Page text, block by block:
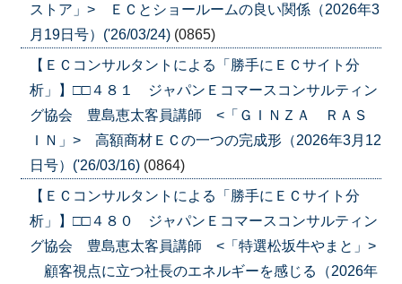
ストア」> ＥＣとショールームの良い関係（2026年3
月19日号）('26/03/24) (0865)
【ＥＣコンサルタントによる「勝手にＥＣサイト分
析」】□□４８１ ジャパンＥコマースコンサルティン
グ協会 豊島恵太客員講師 <「ＧＩＮＺＡ ＲＡＳ
ＩＮ」> 高額商材ＥＣの一つの完成形（2026年3月12
日号）('26/03/16) (0864)
【ＥＣコンサルタントによる「勝手にＥＣサイト分
析」】□□４８０ ジャパンＥコマースコンサルティン
グ協会 豊島恵太客員講師 <「特選松坂牛やまと」>
顧客視点に立つ社長のエネルギーを感じる（2026年